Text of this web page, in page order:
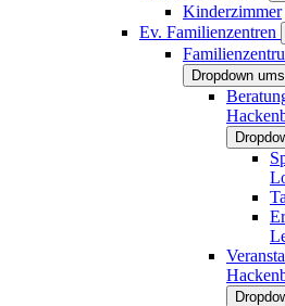
Kinderzimmer
Ev. Familienzentren
Dropdown